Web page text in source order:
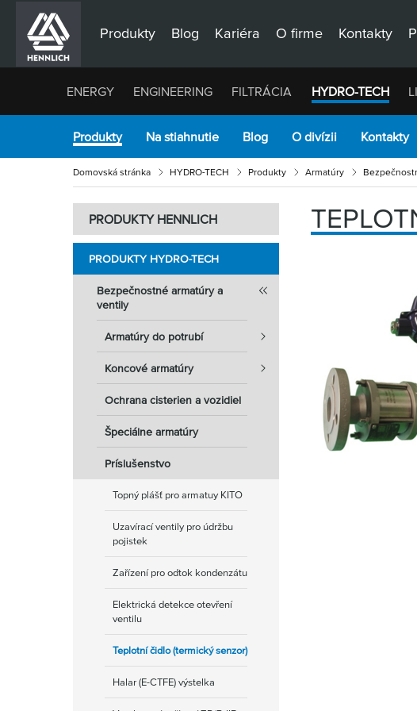
Produkty Blog Kariéra O firme Kontakty
ENERGY ENGINEERING FILTRÁCIA HYDRO-TECH
Produkty Na stiahnutie Blog O divízii Kontakty
Domovská stránka HYDRO-TECH Produkty Armatúry
PRODUKTY HENNLICH
PRODUKTY HYDRO-TECH
Bezpečnostné armatúry a
ventily
Armatúry do potrubí
Koncové armatúry
Ochrana cisterien a vozidiel
Špeciálne armatúry
Príslušenstvo
Topný plášť pro armatuy KITO
Uzavírací ventily pro údržbu
pojistek
Zařízení pro odtok kondenzátu
Elektrická detekce otevření
ventilu
Teplotní čidlo (termický senzor)
Halar (E-CTFE) výstelka